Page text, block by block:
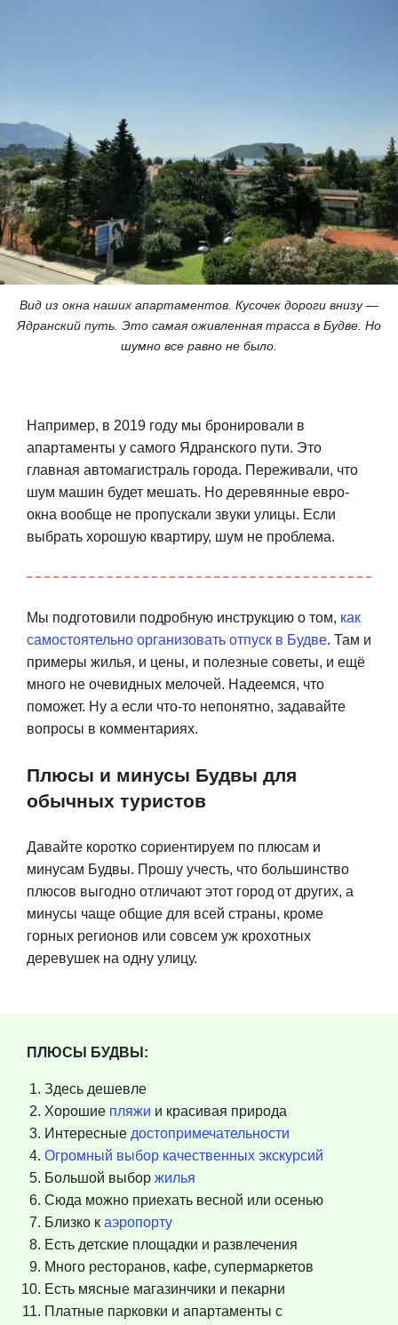
Вид из окна наших апартаментов. Кусочек дороги внизу —
Ядранский путь. Это самая оживленная трасса в Будве. Но
шумно все равно не было.
Например, в 2019 году мы бронировали в
апартаменты у самого Ядранского пути. Это
главная автомагистраль города. Переживали, что
шум машин будет мешать. Но деревянные евро-
окна вообще не пропускали звуки улицы. Если
выбрать хорошую квартиру, шум не проблема.
Мы подготовили подробную инструкцию о том, как
самостоятельно организовать отпуск в Будве. Там и
примеры жилья, и цены, и полезные советы, и ещё
много не очевидных мелочей. Надеемся, что
поможет. Ну а если что-то непонятно, задавайте
вопросы в комментариях.
Плюсы и минусы Будвы для
обычных туристов
Давайте коротко сориентируем по плюсам и
минусам Будвы. Прошу учесть, что большинство
плюсов выгодно отличают этот город от других, а
минусы чаще общие для всей страны, кроме
горных регионов или совсем уж крохотных
деревушек на одну улицу.
ПЛЮСЫ БУДВЫ:
Здесь дешевле
Хорошие пляжи и красивая природа
Интересные достопримечательности
Огромный выбор качественных экскурсий
Большой выбор жилья
Сюда можно приехать весной или осенью
Близко к аэропорту
Есть детские площадки и развлечения
Много ресторанов, кафе, супермаркетов
Есть мясные магазинчики и пекарни
Платные парковки и апартаменты с